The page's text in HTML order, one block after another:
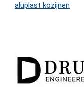
aluplast kozijnen